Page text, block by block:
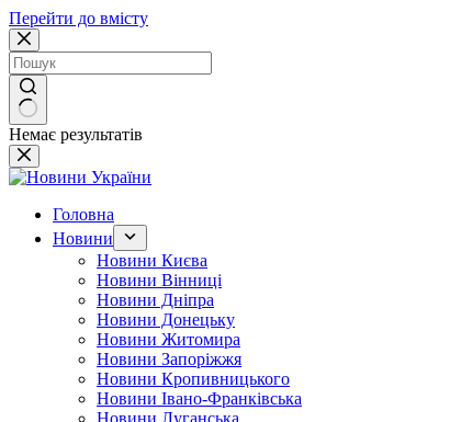
Перейти до вмісту
Немає результатів
Головна
Новини
Новини Києва
Новини Вінниці
Новини Дніпра
Новини Донецьку
Новини Житомира
Новини Запоріжжя
Новини Кропивницького
Новини Івано-Франківська
Новини Луганська